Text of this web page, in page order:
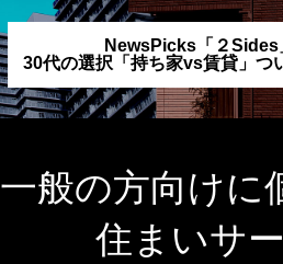
NewsPicks「２Sides
30代の選択「持ち家vs賃貸」つ
一般の方向けに
住まいサ